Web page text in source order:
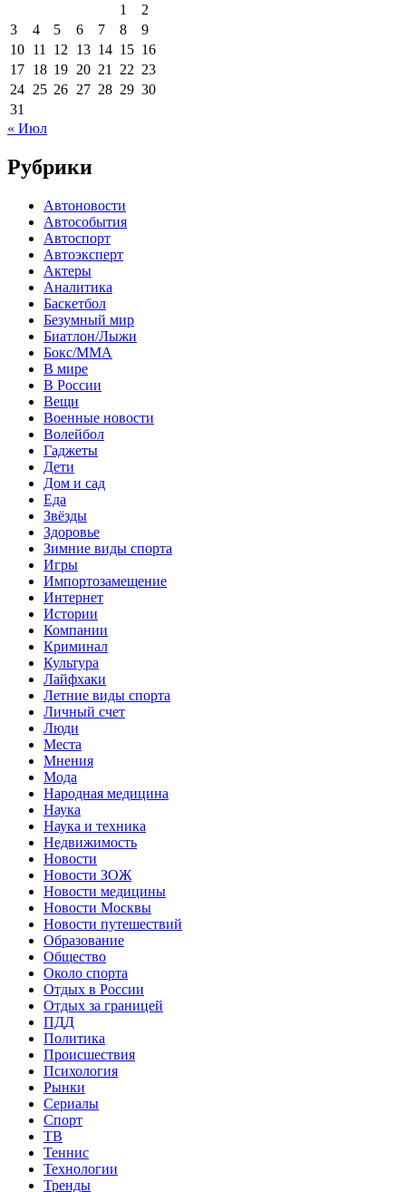
1
2
3
4 5 6 7 8
9
10 11 12 13 14 15 16
17 18 19 20 21 22 23
24 25 26 27 28 29 30
31
« Июл
Рубрики
Автоновости
Автособытия
Автоспорт
Автоэксперт
Актеры
Аналитика
Баскетбол
Безумный мир
Биатлон/Лыжи
Бокс/MMA
В мире
В России
Вещи
Военные новости
Волейбол
Гаджеты
Дети
Дом и сад
Еда
Звёзды
Здоровье
Зимние виды спорта
Игры
Импортозамещение
Интернет
Истории
Компании
Криминал
Культура
Лайфхаки
Летние виды спорта
Личный счет
Люди
Места
Мнения
Мода
Народная медицина
Наука
Наука и техника
Недвижимость
Новости
Новости ЗОЖ
Новости медицины
Новости Москвы
Новости путешествий
Образование
Общество
Около спорта
Отдых в России
Отдых за границей
ПДД
Политика
Происшествия
Психология
Рынки
Сериалы
Спорт
ТВ
Теннис
Технологии
Тренды